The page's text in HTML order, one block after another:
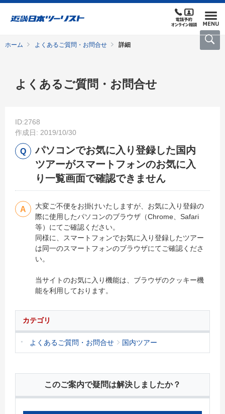
ホーム よくあるご質問・お問合せ 詳細
よくあるご質問・お問合せ
ID:2768
作成日: 2019/10/30
パソコンでお気に入り登録した国内
ツアーがスマートフォンのお気に入
り一覧画面で確認できません
大変ご不便をお掛けいたしますが、お気に入り登録の
際に使用したパソコンのブラウザ（Chrome、Safari
等）にてご確認ください。
同様に、スマートフォンでお気に入り登録したツアー
は同一のスマートフォンのブラウザにてご確認くださ
い。
当サイトのお気に入り機能は、ブラウザのクッキー機
能を利用しております。
カテゴリ
よくあるご質問・お問合せ 国内ツアー
このご案内で疑問は解決しましたか？